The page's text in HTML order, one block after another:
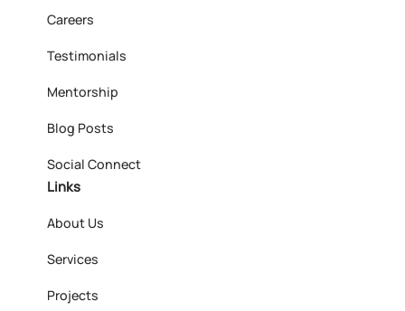
Careers
Testimonials
Mentorship
Blog Posts
Social Connect
Links
About Us
Services
Projects